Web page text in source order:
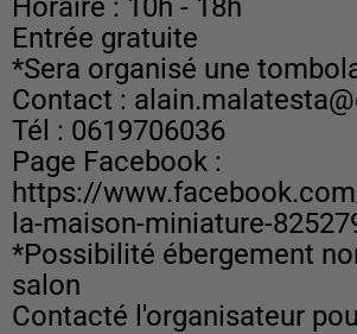
Horaire : 10h - 18h
Entrée gratuite
*Sera organisé une
Contact :
Tél : 0619706036
Page Facebook :
https://
la-maison-miniature-
*Possibilité ébergement
salon
Contacté l'organisateur